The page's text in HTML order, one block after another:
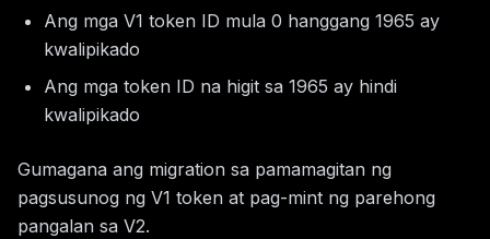
Ang mga V1 token ID mula 0 hanggang 1965 ay
kwalipikado
Ang mga token ID na higit sa 1965 ay hindi
kwalipikado
Gumagana ang migration sa pamamagitan ng
pagsusunog ng V1 token at pag-mint ng parehong
pangalan sa V2.